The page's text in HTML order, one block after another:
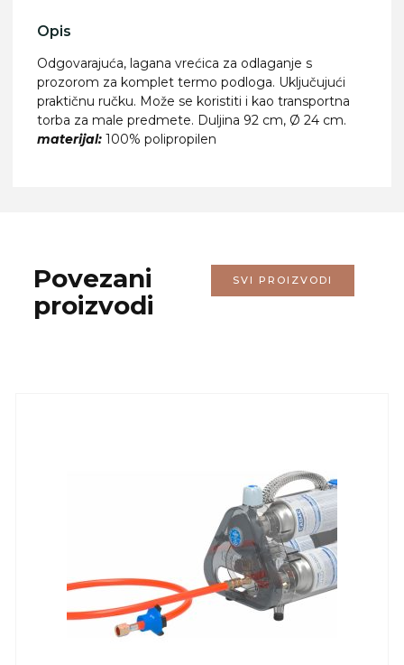
Opis
Odgovarajuća, lagana vrećica za odlaganje s
prozorom za komplet termo podloga. Uključujući
praktičnu ručku. Može se koristiti i kao transportna
torba za male predmete. Duljina 92 ​​cm, Ø 24 cm.
materijal: 100% polipropilen
Povezani
proizvodi
SVI PROIZVODI